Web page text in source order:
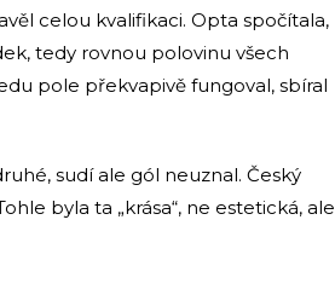
celou kvalifikaci. Opta spočítala,
tedy rovnou polovinu všech
pole překvapivě fungoval, sbíral
sudí ale gól neuznal. Český
byla ta „krása“, ne estetická, ale